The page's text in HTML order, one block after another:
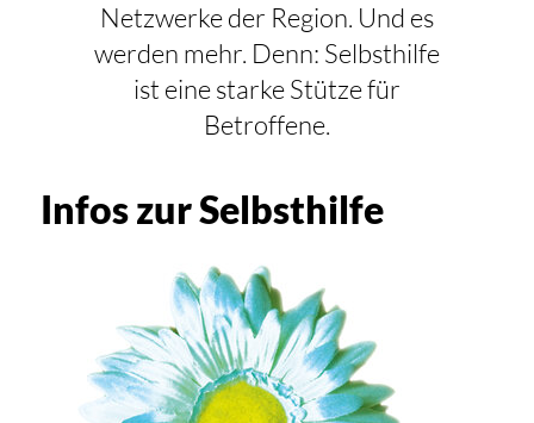
Netzwerke der Region. Und es
werden mehr. Denn: Selbsthilfe
ist eine starke Stütze für
Betroffene.
Infos zur Selbsthilfe